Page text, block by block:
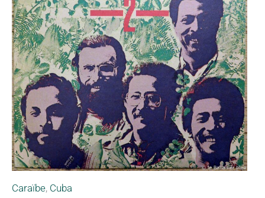
Caraïbe, Cuba